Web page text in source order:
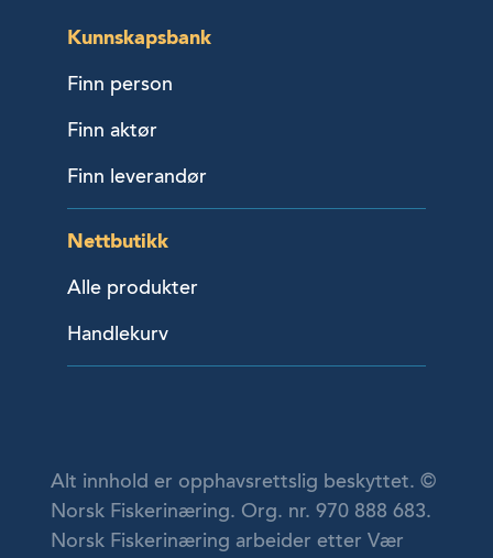
Kunnskapsbank
Finn person
Finn aktør
Finn leverandør
Nettbutikk
Alle produkter
Handlekurv
Alt innhold er opphavsrettslig beskyttet. ©
Norsk Fiskerinæring. Org. nr. 970 888 683.
Norsk Fiskerinæring arbeider etter Vær